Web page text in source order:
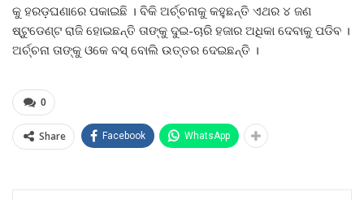
କୁ ହରଡ଼ଘଣାରେ ପକାଇଛି । ବିକି ଅର୍ଚ୍ଚନାକୁ କହୁଛନ୍ତି ଏଥର ୪ ଜଣ
ଷ୍ଟୁଡେଣ୍ଟ ରାଜି ହୋଇଛନ୍ତି ତାଙ୍କୁ ଦୁଇ-ଚାରି ହଜାର ଅଧିକା ଦେବାକୁ ପଡିବ ।
ଅର୍ଚ୍ଚନା ତାଙ୍କୁ ଓକେ ବସ୍ ବୋଲି ଉତ୍ତର ଦେଇଛନ୍ତି ।
0
Share Facebook WhatsApp